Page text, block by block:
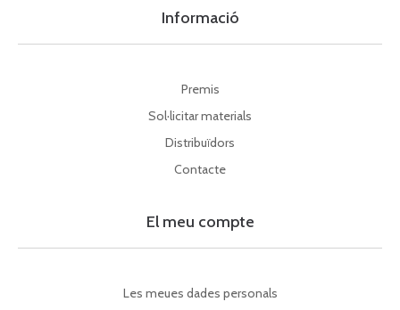
Informació
Premis
Sol·licitar materials
Distribuïdors
Contacte
El meu compte
Les meues dades personals